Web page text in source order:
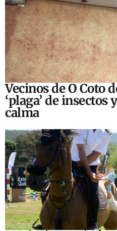
Vecinos de O Coto
‘plaga’ de insectos
calma